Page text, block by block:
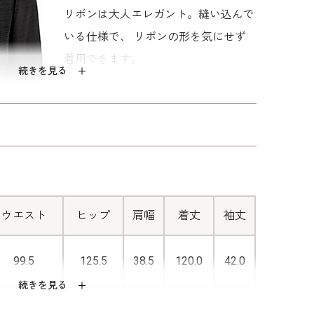
季節も快適に着ていただけます。
な膝下丈。 40代～向けの｢少しゆったり｣パター
回り、ウエストを中心にゆとりを持たせていま
続きを見る
リボンは大人エレガント。縫い込んで
いる仕様で、 リボンの形を気にせず
着用できます。
前にファスナーがついているので、後
続きを見る
ウエスト ヒップ 肩幅 着丈 袖丈
99.5 125.5 38.5 120.0 42.0